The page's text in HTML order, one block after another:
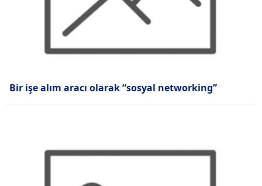
Bir işe alım aracı olarak “sosyal networking”